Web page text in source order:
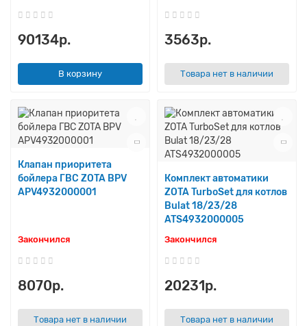
90134р.
В корзину
3563р.
Товара нет в наличии
Клапан приоритета
бойлера ГВС ZOTA BPV
APV4932000001
Закончился
8070р.
Товара нет в наличии
Комплект автоматики
ZOTA TurboSet для котлов
Bulat 18/23/28
ATS4932000005
Закончился
20231р.
Товара нет в наличии